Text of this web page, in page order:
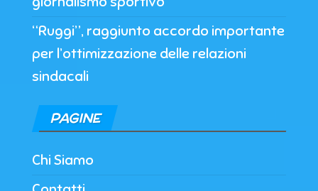
“Ruggi”, raggiunto accordo importante
per l’ottimizzazione delle relazioni
sindacali
PAGINE
Chi Siamo